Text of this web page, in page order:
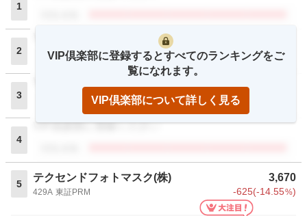
1
2
VIP倶楽部に登録ください
閲覧者数
3
4
VIP倶楽部に登録ください
5
テクセンドフォトマスク(株) 3,670
429A 東証PRM -625(-14.55%)
VIP倶楽部に登録するとすべてのランキングをご
覧になれます。
VIP倶楽部について詳しく見る